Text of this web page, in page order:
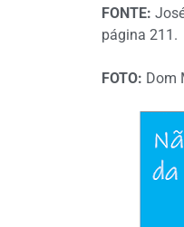
FONTE:
página 211.
FOTO: Dom